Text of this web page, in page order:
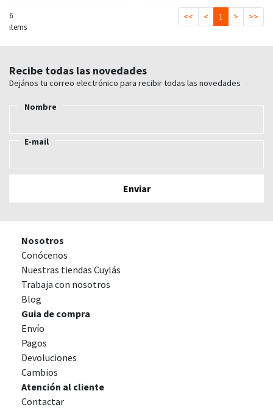
6
items
<< < 1 > >>
Recibe todas las novedades
Dejános tu correo electrónico para recibir todas las novedades
Nombre
E-mail
Nosotros
Conócenos
Nuestras tiendas Cuylás
Trabaja con nosotros
Blog
Guia de compra
Envío
Pagos
Devoluciones
Cambios
Atención al cliente
Contactar